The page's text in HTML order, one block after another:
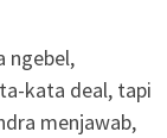
ngebel,
kata deal, tapi
menjawab,